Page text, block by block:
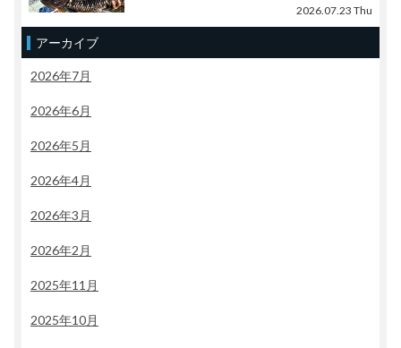
2026.07.23 Thu
アーカイブ
2026年7月
2026年6月
2026年5月
2026年4月
2026年3月
2026年2月
2025年11月
2025年10月